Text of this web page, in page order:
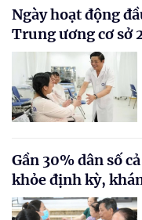
Ngày hoạt động
Trung ương cơ sở
Gần 30% dân số
khỏe định kỳ,